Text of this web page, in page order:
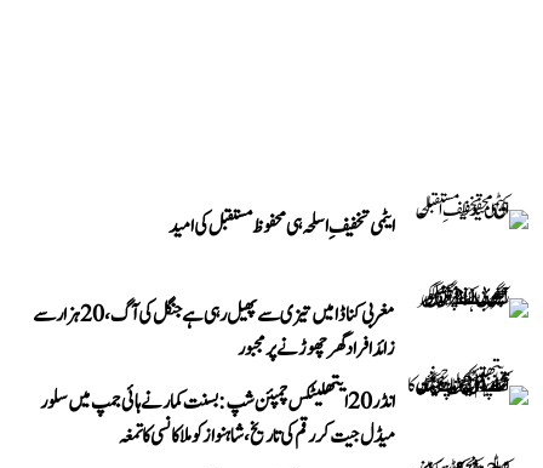
ایٹمی تخفیفِ اسلحہ ہی محفوظ مستقبل کی امید
مغربی کناڈا میں تیزی سے پھیل رہی ہے جنگل کی آگ، 20 ہزار سے
زائد افراد گھر چھوڑنے پر مجبور
انڈر 20 ایتھلیٹکس چمپئن شپ: بسنت کمار نے ہائی جمپ میں سلور
میڈل جیت کر رقم کی تاریخ، شاہنواز کو ملا کانسی کا تمغہ